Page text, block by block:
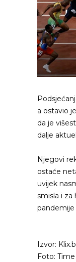
a ostavio
da je
dalje
Njegovi
ostaće
uvijek
smisla i
pandemije
Izvor:
Foto: